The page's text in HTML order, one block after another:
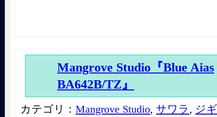
Mangrove Studio『Blue Aias
BA642B/TZ』
カテゴリ： Mangrove Studio, サワラ , ジ